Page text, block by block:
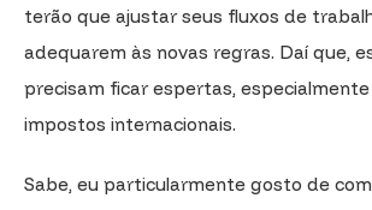
terão que ajustar seus fluxos de
adequarem às novas regras. Daí que,
precisam ficar espertas,
impostos internacionais.
Sabe, eu particularmente gosto de